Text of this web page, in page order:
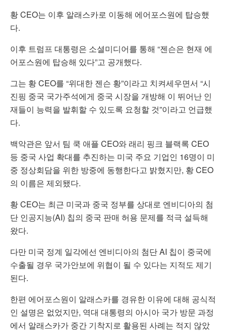
황 CEO는 이후 알래스카로 이동해 에어포스원에 탑승했
다.
이후 트럼프 대통령은 소셜미디어를 통해 “젠슨은 현재 에
어포스원에 탑승해 있다”고 공개했다.
그는 황 CEO를 “위대한 젠슨 황”이라고 치켜세우면서 “시
진핑 중국 국가주석에게 중국 시장을 개방해 이 뛰어난 인
재들이 능력을 발휘할 수 있도록 요청할 것”이라고 언급했
다.
백악관은 앞서 팀 쿡 애플 CEO와 래리 핑크 블랙록 CEO
등 중국 사업 확대를 추진하는 미국 주요 기업인 16명이 미
중 정상회담을 위한 방중에 동행한다고 밝혔지만, 황 CEO
의 이름은 제외됐다.
황 CEO는 최근 미국과 중국 정부를 상대로 엔비디아의 첨
단 인공지능(AI) 칩의 중국 판매 허용 문제를 적극 설득해
왔다.
다만 미국 정계 일각에선 엔비디아의 첨단 AI 칩이 중국에
수출될 경우 국가안보에 위협이 될 수 있다는 지적도 제기
된다.
한편 에어포스원이 알래스카를 경유한 이유에 대해 공식적
인 설명은 없었지만, 역대 대통령의 아시아 국가 방문 과정
에서 알래스카가 중간 기착지로 활용된 사례는 적지 않았